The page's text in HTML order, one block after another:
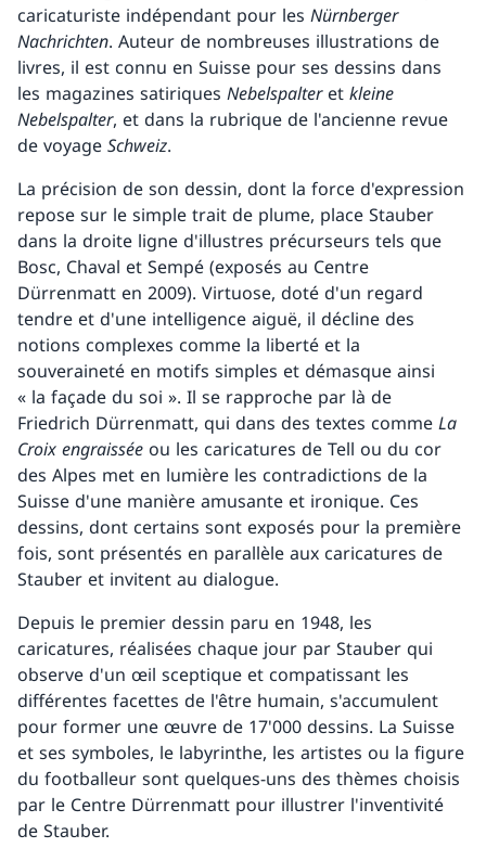
caricaturiste indépendant pour les Nürnberger
Nachrichten. Auteur de nombreuses illustrations de
livres, il est connu en Suisse pour ses dessins dans
les magazines satiriques Nebelspalteret kleine
Nebelspalter, et dans la rubrique de l'ancienne revue
de voyage Schweiz.
La précision de son dessin, dont la force d'expression
repose sur le simple trait de plume, place Stauber
dans la droite ligne d'illustres précurseurs tels que
Bosc, Chaval et Sempé (exposés au Centre
Dürrenmatt en 2009). Virtuose, doté d'un regard
tendre et d'une intelligence aiguë, il décline des
notions complexes comme la liberté et la
souveraineté en motifs simples et démasque ainsi
« la façade du soi ». Il se rapproche par là de
Friedrich Dürrenmatt, qui dans des textes comme La
Croix engraissée ou les caricatures de Tell ou du cor
des Alpes met en lumière les contradictions de la
Suisse d'une manière amusante et ironique. Ces
dessins, dont certains sont exposés pour la première
fois, sont présentés en parallèle aux caricatures de
Stauber et invitent au dialogue.
Depuis le premier dessin paru en 1948, les
caricatures, réalisées chaque jour par Stauber qui
observe d'un œil sceptique et compatissant les
différentes facettes de l'être humain, s'accumulent
pour former une œuvre de 17'000 dessins. La Suisse
et ses symboles, le labyrinthe, les artistes ou la figure
du footballeur sont quelques-uns des thèmes choisis
par le Centre Dürrenmatt pour illustrer l'inventivité
de Stauber.